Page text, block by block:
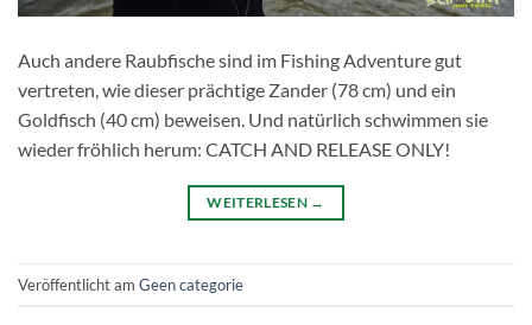
Auch andere Raubfische sind im Fishing Adventure gut
vertreten, wie dieser prächtige Zander (78 cm) und ein
Goldfisch (40 cm) beweisen. Und natürlich schwimmen sie
wieder fröhlich herum: CATCH AND RELEASE ONLY!
WEITERLESEN →
Veröffentlicht am Geen categorie